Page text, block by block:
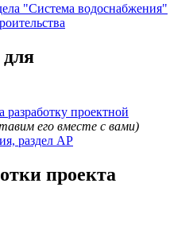
"Система водоснабжения"
разработку проектной
его вместе с вами)
раздел АР
проекта